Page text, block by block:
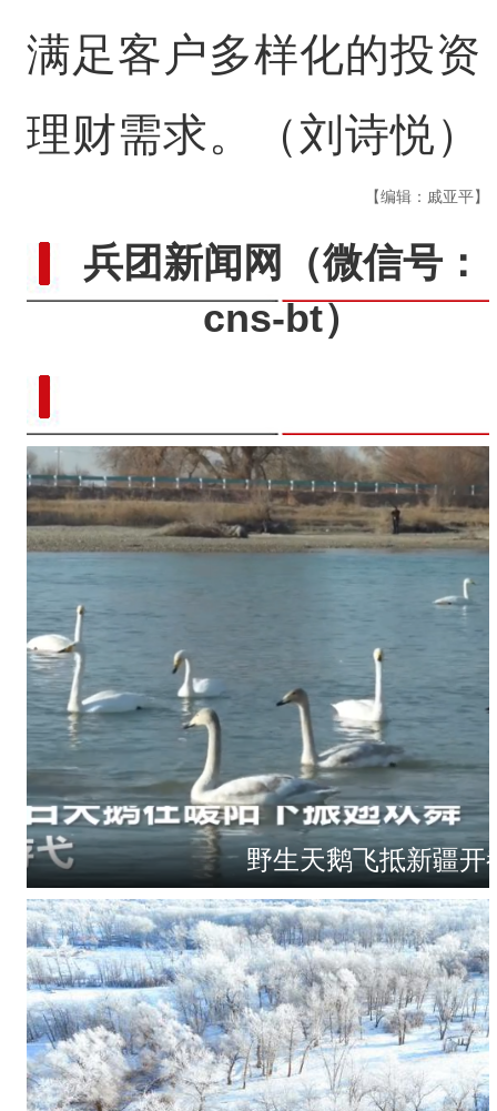
满足客户多样化的投资
理财需求。（刘诗悦）
【编辑：戚亚平】
兵团新闻网
（微信号：
cns-bt）
野生天鹅飞抵新疆开